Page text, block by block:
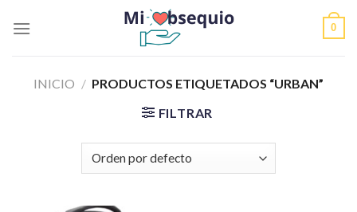
0
INICIO / PRODUCTOS ETIQUETADOS “URBAN”
FILTRAR